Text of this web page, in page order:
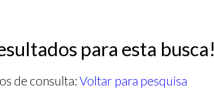
para esta busca!
de consulta: Voltar para pesquisa